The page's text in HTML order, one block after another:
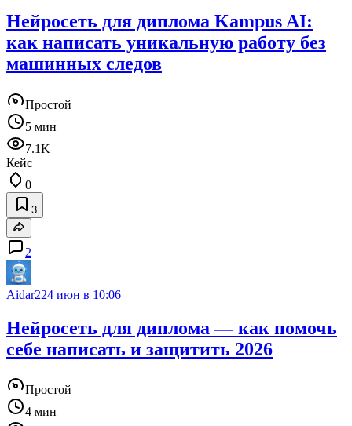
Нейросеть для диплома Kampus AI:
как написать уникальную работу без
машинных следов
Простой
5 мин
7.1K
Кейс
0
3
2
Aidar224 июн в 10:06
Нейросеть для диплома — как помочь
себе написать и защитить 2026
Простой
4 мин